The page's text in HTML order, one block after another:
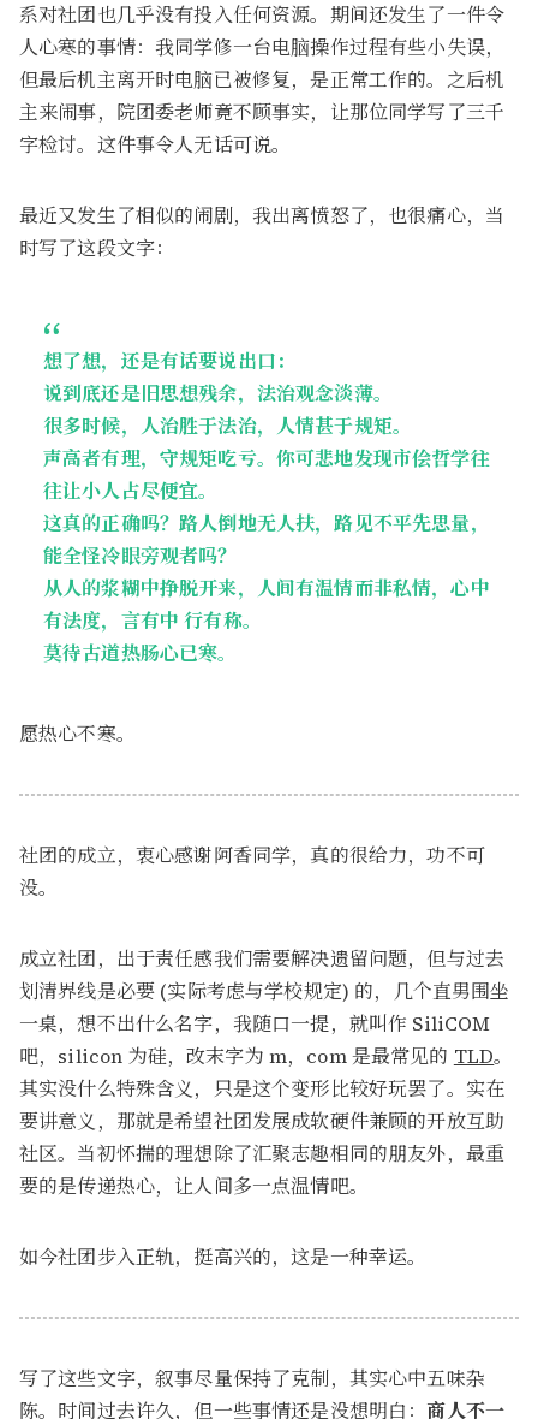
系对社团也几乎没有投入任何资源。期间还发生了一件令
人心寒的事情：我同学修一台电脑操作过程有些小失误，
但最后机主离开时电脑已被修复，是正常工作的。之后机
主来闹事，院团委老师竟不顾事实，让那位同学写了三千
字检讨。这件事令人无话可说。
最近又发生了相似的闹剧，我出离愤怒了，也很痛心，当
时写了这段文字：
想了想，还是有话要说出口：
说到底还是旧思想残余，法治观念淡薄。
很多时候，人治胜于法治，人情甚于规矩。
声高者有理，守规矩吃亏。你可悲地发现市侩哲学往
往让小人占尽便宜。
这真的正确吗？路人倒地无人扶，路见不平先思量，
能全怪冷眼旁观者吗？
从人的浆糊中挣脱开来，人间有温情而非私情，心中
有法度，言有中 行有称。
莫待古道热肠心已寒。
愿热心不寒。
社团的成立，衷心感谢阿香同学，真的很给力，功不可
没。
成立社团，出于责任感我们需要解决遗留问题，但与过去
划清界线是必要 (实际考虑与学校规定) 的，几个直男围坐
一桌，想不出什么名字，我随口一提，就叫作 SiliCOM
吧，silicon 为硅，改末字为 m，com 是最常见的 TLD。
其实没什么特殊含义，只是这个变形比较好玩罢了。实在
要讲意义，那就是希望社团发展成软硬件兼顾的开放互助
社区。当初怀揣的理想除了汇聚志趣相同的朋友外，最重
要的是传递热心，让人间多一点温情吧。
如今社团步入正轨，挺高兴的，这是一种幸运。
写了这些文字，叙事尽量保持了克制，其实心中五味杂
陈。时间过去许久，但一些事情还是没想明白：商人不一